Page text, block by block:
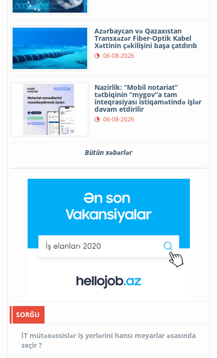
Azərbaycan və Qazaxıstan
Transxəzər Fiber-Optik Kabel
Xəttinin çəkilişini başa çatdırıb
06-08-2026
Nazirlik: “Mobil notariat”
tətbiqinin “mygov”a tam
inteqrasiyası istiqamətində işlər
davam etdirilir
06-08-2026
Bütün xəbərlər
SORĞU
İT mütəxəssislər iş yerlərini hansı meyarlar əsasında
seçir ?